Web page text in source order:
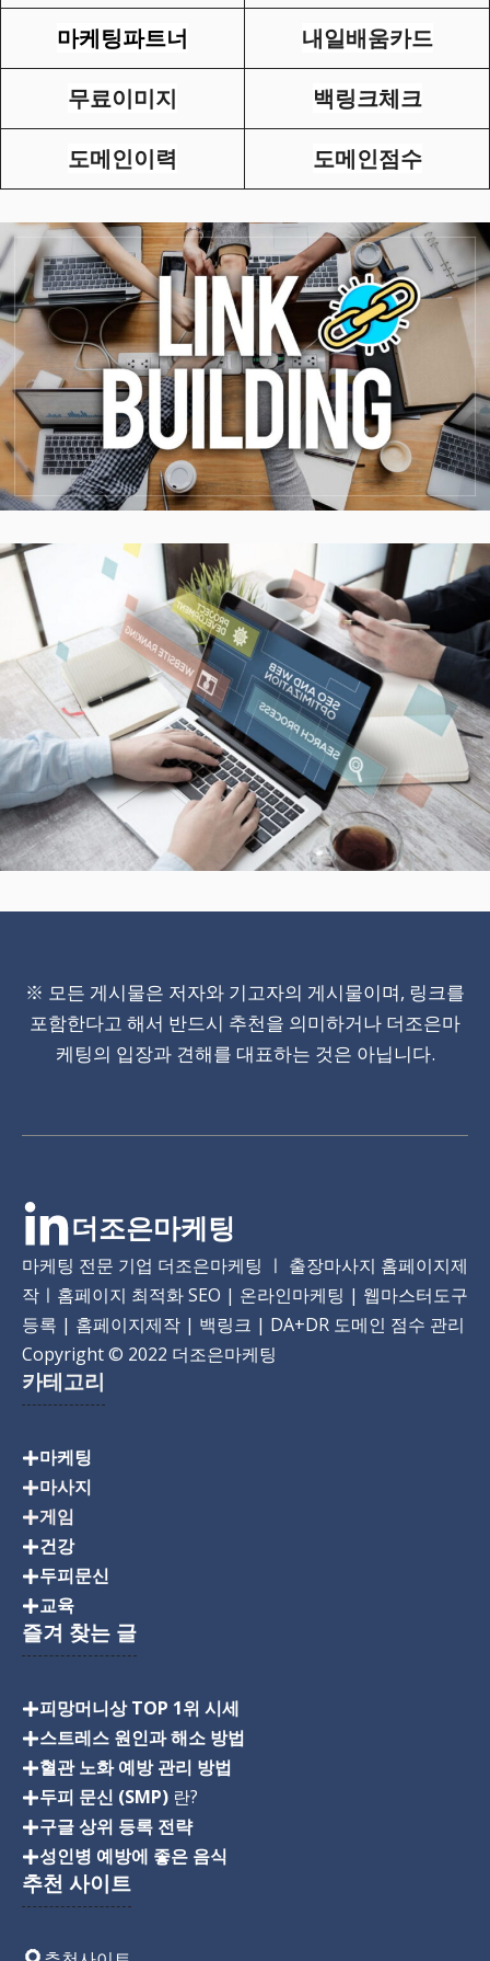
마케팅파트너 내일배움카드
무료이미지 백링크체크
도메인이력 도메인점수
※ 모든 게시물은 저자와 기고자의 게시물이며, 링크를
포함한다고 해서 반드시 추천을 의미하거나 더조은마
케팅의 입장과 견해를 대표하는 것은 아닙니다.
더조은마케팅
마케팅 전문 기업 더조은마케팅 ㅣ 출장마사지 홈페이지제
작ㅣ홈페이지 최적화 SEO | 온라인마케팅 | 웹마스터도구
등록 | 홈페이지제작 | 백링크 | DA+DR 도메인 점수 관리
Copyright© 2022 더조은마케팅
카테고리
마케팅
마사지
게임
건강
두피문신
교육
즐겨 찾는 글
피망머니상 TOP 1위 시세
스트레스 원인과 해소 방법
혈관 노화 예방 관리 방법
두피 문신 (SMP) 란?
구글 상위 등록 전략
성인병 예방에 좋은 음식
추천 사이트